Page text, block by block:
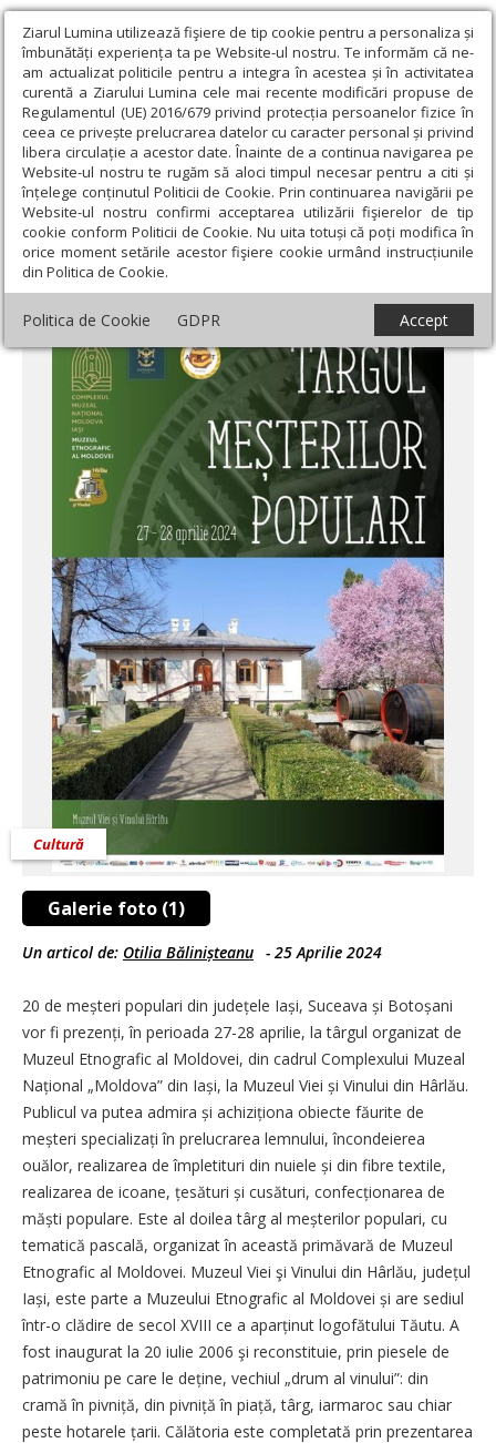
Ziarul Lumina utilizează fişiere de tip cookie pentru a personaliza și
îmbunătăți experiența ta pe Website-ul nostru. Te informăm că ne-
am actualizat politicile pentru a integra în acestea și în activitatea
curentă a Ziarului Lumina cele mai recente modificări propuse de
Regulamentul (UE) 2016/679 privind protecția persoanelor fizice în
ceea ce privește prelucrarea datelor cu caracter personal și privind
libera circulație a acestor date. Înainte de a continua navigarea pe
Website-ul nostru te rugăm să aloci timpul necesar pentru a citi și
înțelege conținutul Politicii de Cookie. Prin continuarea navigării pe
Website-ul nostru confirmi acceptarea utilizării fişierelor de tip
cookie conform Politicii de Cookie. Nu uita totuși că poți modifica în
orice moment setările acestor fişiere cookie urmând instrucțiunile
din Politica de Cookie.
Politica de Cookie GDPR Accept
Ziarul Lumina › Educaţie și Cultură › Cultură › Târg de meșteri
populari, de Florii, la Hârlău
Târg de meșteri populari, de Florii, la
Hârlău
Galerie foto (1)
Cultură
Un articol de: Otilia Bălinișteanu - 25 Aprilie 2024
20 de meșteri populari din județele Iași, Suceava și Botoșani
vor fi prezenți, în perioada 27-28 aprilie, la târgul organizat de
Muzeul Etnografic al Moldovei, din cadrul Complexului Muzeal
Național „Moldova” din Iași, la Muzeul Viei și Vinului din Hârlău.
Publicul va putea admira și achiziționa obiecte făurite de
meșteri specializați în prelucrarea lemnului, încondeierea
ouălor, realizarea de împletituri din nuiele și din fibre textile,
realizarea de icoane, țesături și cusături, confecționarea de
măști populare. Este al doilea târg al meșterilor populari, cu
tematică pascală, organizat în această primăvară de Muzeul
Etnografic al Moldovei. Muzeul Viei şi Vinului din Hârlău, județul
Iași, este parte a Muzeului Etnografic al Moldovei și are sediul
într-o clădire de secol XVIII ce a aparținut logofătului Tăutu. A
fost inaugurat la 20 iulie 2006 şi reconstituie, prin piesele de
patrimoniu pe care le deține, vechiul „drum al vinului”: din
cramă în pivniță, din pivniță în piață, târg, iarmaroc sau chiar
peste hotarele țarii. Călătoria este completată prin prezentarea